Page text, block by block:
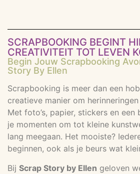
SCRAPBOOKING BEGINT
CREATIVITEIT TOT LEVEN
Begin Jouw Scrapbooking
Story By Ellen
Scrapbooking is meer dan een
creatieve manier om
Met foto’s, papier, stickers en
je momenten om tot kleine
lang meegaan. Het mooiste?
beginnen, ook als je beurs wat
Bij Scrap Story by Ellen geloven